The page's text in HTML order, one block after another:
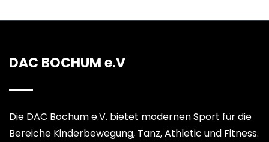
DAC BOCHUM e.V
Die DAC Bochum e.V. bietet modernen Sport für die
Bereiche Kinderbewegung, Tanz, Athletic und Fitness.